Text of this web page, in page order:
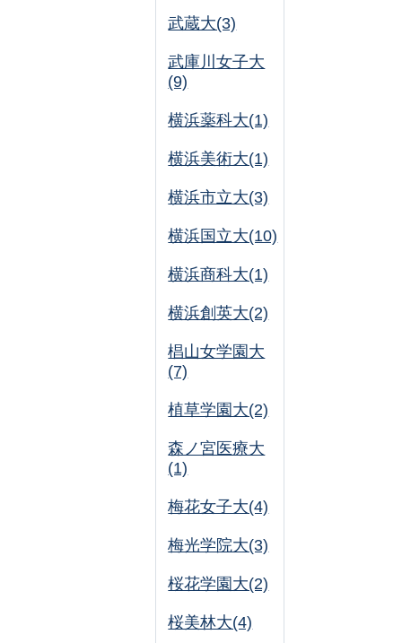
武蔵大(3)
武庫川女子大
(9)
横浜薬科大(1)
横浜美術大(1)
横浜市立大(3)
横浜国立大(10)
横浜商科大(1)
横浜創英大(2)
椙山女学園大
(7)
植草学園大(2)
森ノ宮医療大
(1)
梅花女子大(4)
梅光学院大(3)
桜花学園大(2)
桜美林大(4)